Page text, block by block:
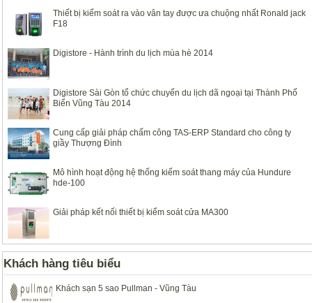
Thiết bị kiểm soát ra vào vân tay được ưa chuộng nhất Ronald jack
F18
Digistore - Hành trình du lịch mùa hè 2014
Digistore Sài Gòn tổ chức chuyến du lịch dã ngoại tại Thành Phố
Biển Vũng Tàu 2014
Cung cấp giải pháp chấm công TAS-ERP Standard cho công ty
giầy Thượng Đình
Mô hình hoạt động hệ thống kiểm soát thang máy của Hundure
hde-100
Giải pháp kết nối thiết bị kiểm soát cửa MA300
Khách hàng tiêu biểu
Khách sạn 5 sao Pullman - Vũng Tàu